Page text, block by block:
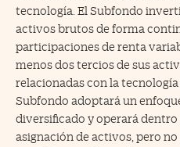
tecnología. El Subfondo
activos brutos de forma
participaciones de renta
menos dos tercios de sus
relacionadas con la
Subfondo adoptará un
diversificado y operará dentro
asignación de activos, pero